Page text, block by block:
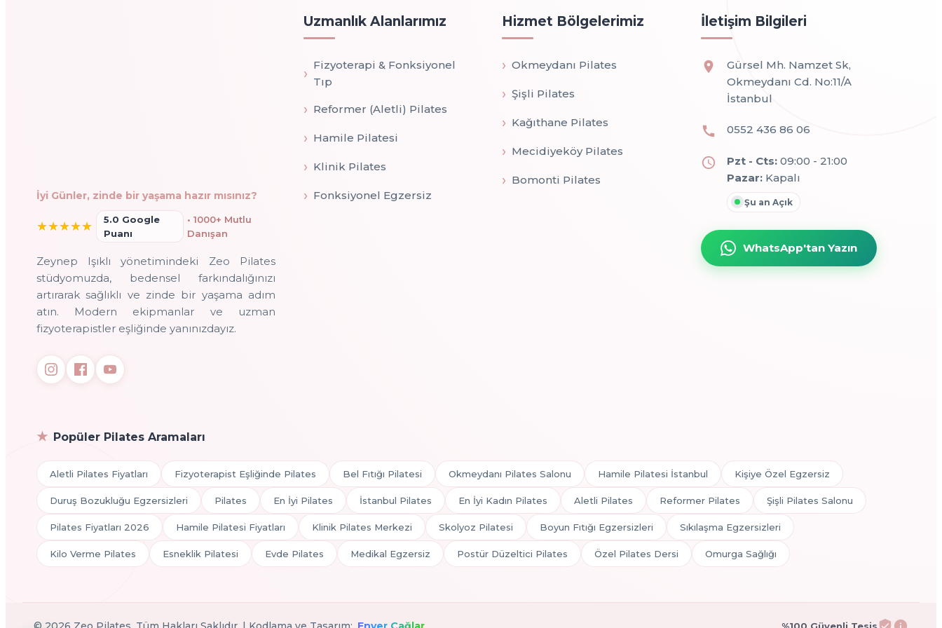
İyi Günler, zinde bir yaşama hazır mısınız?
★★★★★
5.0 Google
Puanı
• 1000+ Mutlu
Danışan
Zeynep Işıklı yönetimindeki Zeo Pilates
stüdyomuzda, bedensel farkındalığınızı
artırarak sağlıklı ve zinde bir yaşama adım
atın. Modern ekipmanlar ve uzman
fizyoterapistler eşliğinde yanınızdayız.
Uzmanlık Alanlarımız
Fizyoterapi & Fonksiyonel
Tıp
Reformer (Aletli) Pilates
Hamile Pilatesi
Klinik Pilates
Fonksiyonel Egzersiz
Hizmet Bölgelerimiz
Okmeydanı Pilates
Şişli Pilates
Kağıthane Pilates
Mecidiyeköy Pilates
Bomonti Pilates
İletişim Bilgileri
Gürsel Mh. Namzet Sk,
Okmeydanı Cd. No:11/A
İstanbul
0552 436 86 06
Pzt - Cts:09:00 - 21:00
Pazar:Kapalı
Şu an Açık
WhatsApp'tan Yazın
Popüler Pilates Aramaları
Aletli Pilates Fiyatları Fizyoterapist Eşliğinde Pilates Bel Fıtığı Pilatesi Okmeydanı Pilates Salonu Hamile Pilatesi İstanbul Kişiye Özel Egzersiz
Duruş Bozukluğu Egzersizleri Pilates En İyi Pilates İstanbul Pilates En İyi Kadın Pilates Aletli Pilates Reformer Pilates Şişli Pilates Salonu
Pilates Fiyatları 2026 Hamile Pilatesi Fiyatları Klinik Pilates Merkezi Skolyoz Pilatesi Boyun Fıtığı Egzersizleri Sıkılaşma Egzersizleri
Kilo Verme Pilates Esneklik Pilatesi Evde Pilates Medikal Egzersiz Postür Düzeltici Pilates Özel Pilates Dersi Omurga Sağlığı